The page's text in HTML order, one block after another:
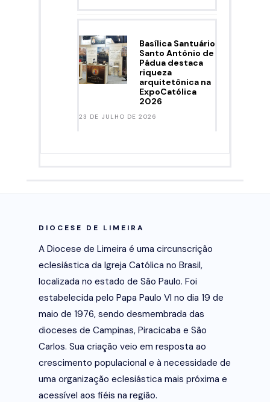
Basílica Santuário
Santo Antônio de
Pádua destaca
riqueza
arquitetônica na
ExpoCatólica
2026
23 DE JULHO DE 2026
DIOCESE DE LIMEIRA
A Diocese de Limeira é uma circunscrição
eclesiástica da Igreja Católica no Brasil,
localizada no estado de São Paulo. Foi
estabelecida pelo Papa Paulo VI no dia 19 de
maio de 1976, sendo desmembrada das
dioceses de Campinas, Piracicaba e São
Carlos. Sua criação veio em resposta ao
crescimento populacional e à necessidade de
uma organização eclesiástica mais próxima e
acessível aos fiéis na região.